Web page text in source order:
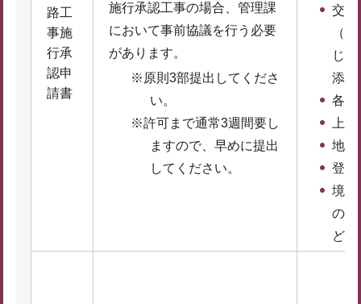
路工
事施
行承
認申
請書
施行承認工事の場合、管理課
において事前協議を行う必要
があります。
※原則3部提出してくださ
い。
※許可まで通常3週間要し
ますので、早めに提出
してください。
交通
（
じ
添付
各種
上
地籍
登記
境界
の
ど